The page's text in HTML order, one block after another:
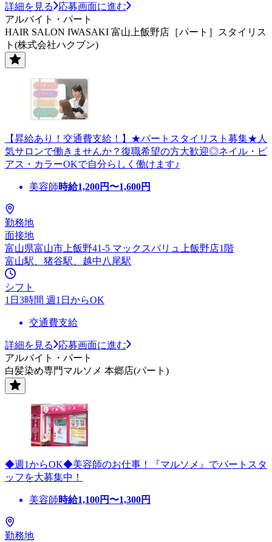
詳細を見る
応募画面に進む
アルバイト・パート
HAIR SALON IWASAKI 富山上飯野店［パート］スタイリス
ト(株式会社ハクブン)
【昇給あり！交通費支給！】★パートスタイリスト募集★人
気サロンで働きませんか？復職希望の方大歓迎◎ネイル・ピ
アス・カラーOKで自分らしく働けます♪
美容師時給1,200円〜1,600円
勤務地
面接地
富山県富山市上飯野41-5 マックスバリュ上飯野店1階
富山駅、猪谷駅、越中八尾駅
シフト
1日3時間 週1日からOK
交通費支給
詳細を見る
応募画面に進む
アルバイト・パート
白髪染め専門マルソメ 本郷店(パート)
◆週1からOK◆美容師のお仕事！『マルソメ』でパートスタ
ッフを大募集中！
美容師時給1,100円〜1,300円
勤務地